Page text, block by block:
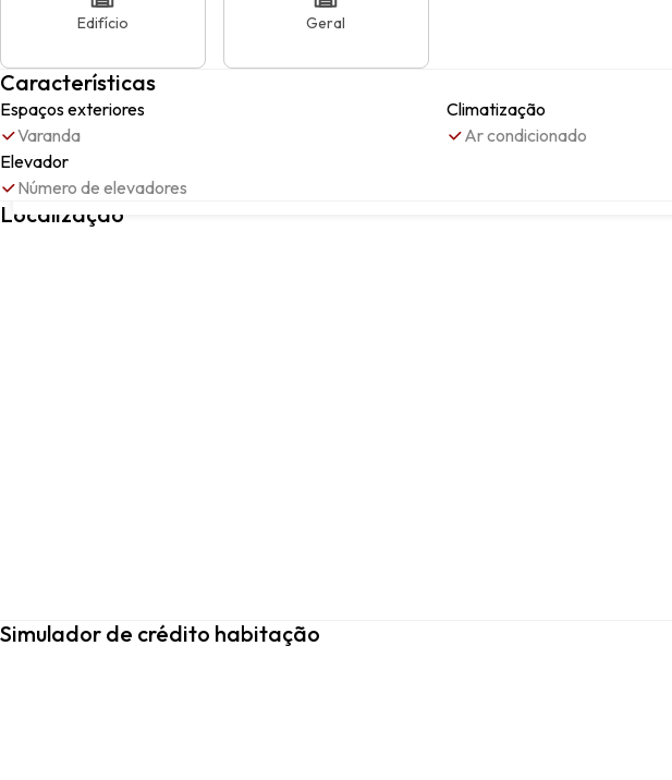
Edifício Geral
Características
Espaços exteriores
Varanda
Climatização
Ar condicionado
Elevador
Número de elevadores
Localização
Avenida da República (Mafamude), VILA NOVA DE GAIA, 4430-206, Vila Nova de Gaia, Porto
Simulador de crédito habitação